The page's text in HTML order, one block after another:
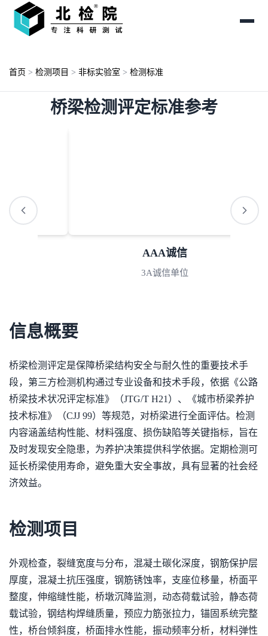
首页 > 检测项目 > 非标实验室 > 检测标准
桥梁检测评定标准参考
AAA诚信
3A诚信单位
信息概要
桥梁检测评定是保障桥梁结构安全与耐久性的重要技术手
段，第三方检测机构通过专业设备和技术手段，依据《公路
桥梁技术状况评定标准》（JTG/T H21）、《城市桥梁养护
技术标准》（CJJ 99）等规范，对桥梁进行全面评估。检测
内容涵盖结构性能、材料强度、损伤缺陷等关键指标，旨在
及时发现安全隐患，为养护决策提供科学依据。定期检测可
延长桥梁使用寿命，避免重大安全事故，具有显著的社会经
济效益。
检测项目
外观检查，裂缝宽度与分布，混凝土碳化深度，钢筋保护层
厚度，混凝土抗压强度，钢筋锈蚀率，支座位移量，桥面平
整度，伸缩缝性能，桥墩沉降监测，动态荷载试验，静态荷
载试验，钢结构焊缝质量，预应力筋张拉力，锚固系统完整
性，桥台倾斜度，桥面排水性能，振动频率分析，材料弹性